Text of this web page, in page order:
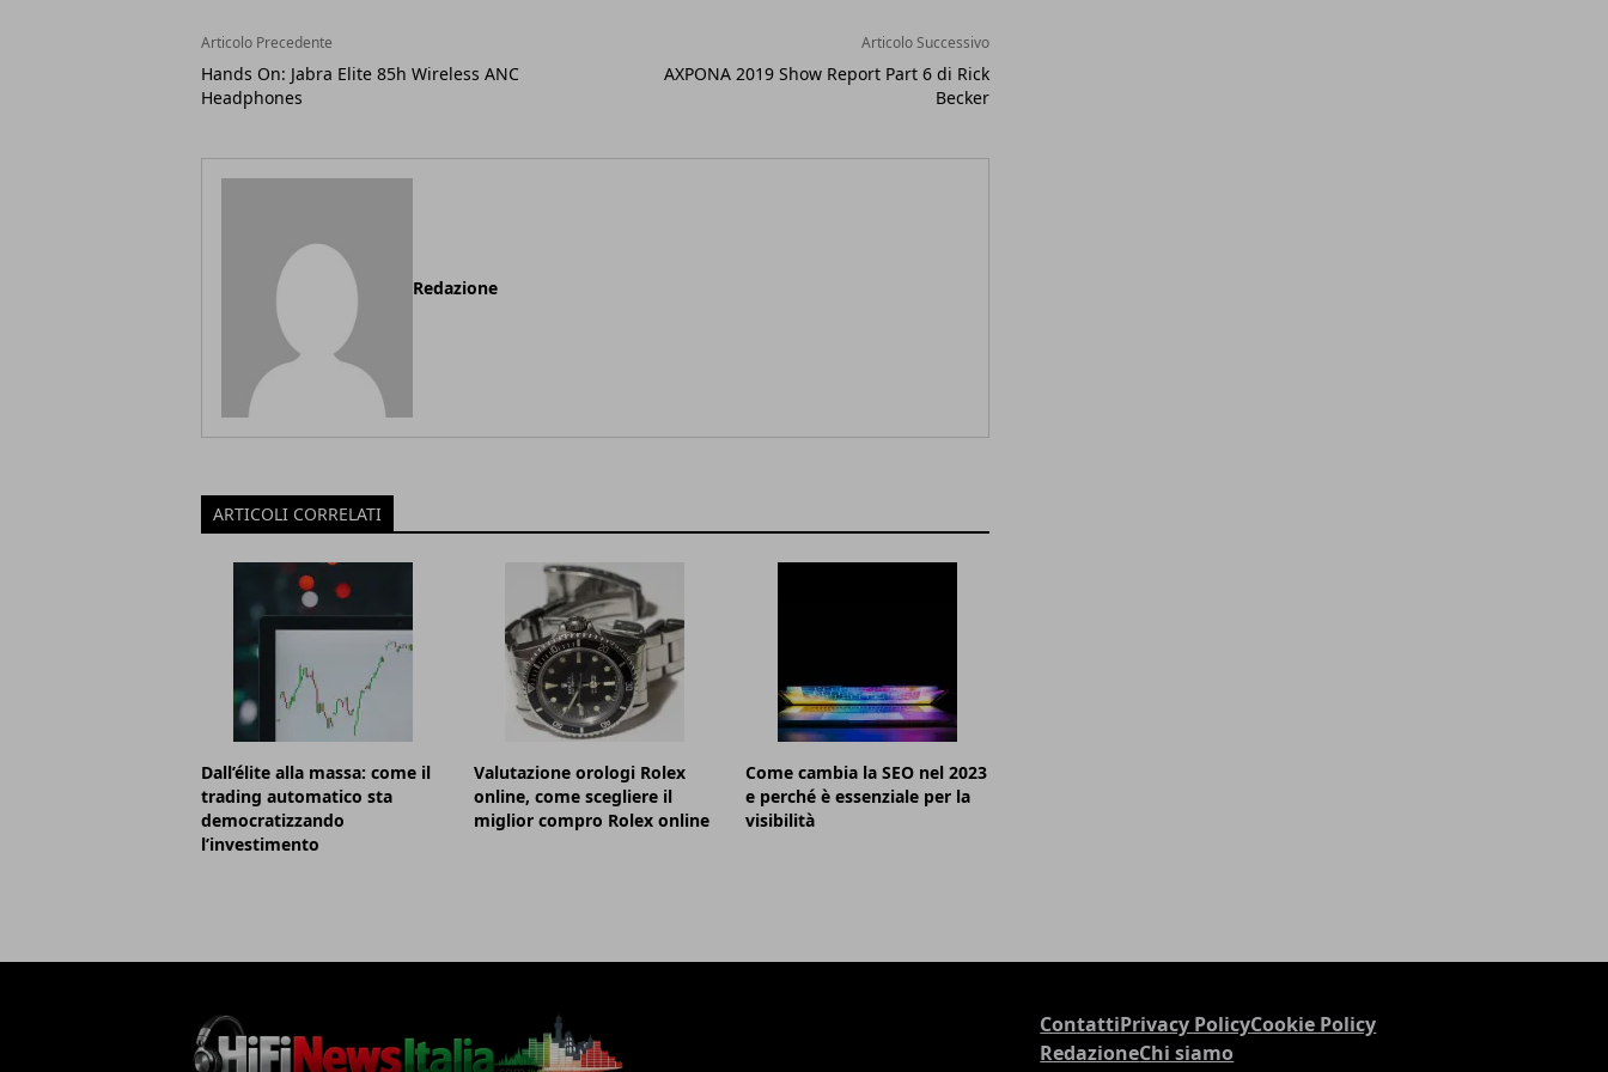
Articolo Precedente
Hands On: Jabra Elite 85h Wireless ANC
Headphones
Articolo Successivo
AXPONA 2019 Show Report Part 6 di Rick
Becker
Redazione
ARTICOLI CORRELATI
Dall’élite alla massa: come il
trading automatico sta
democratizzando
l’investimento
Valutazione orologi Rolex
online, come scegliere il
miglior compro Rolex online
Come cambia la SEO nel 2023
e perché è essenziale per la
visibilità
ContattiPrivacy PolicyCookie Policy
RedazioneChi siamo